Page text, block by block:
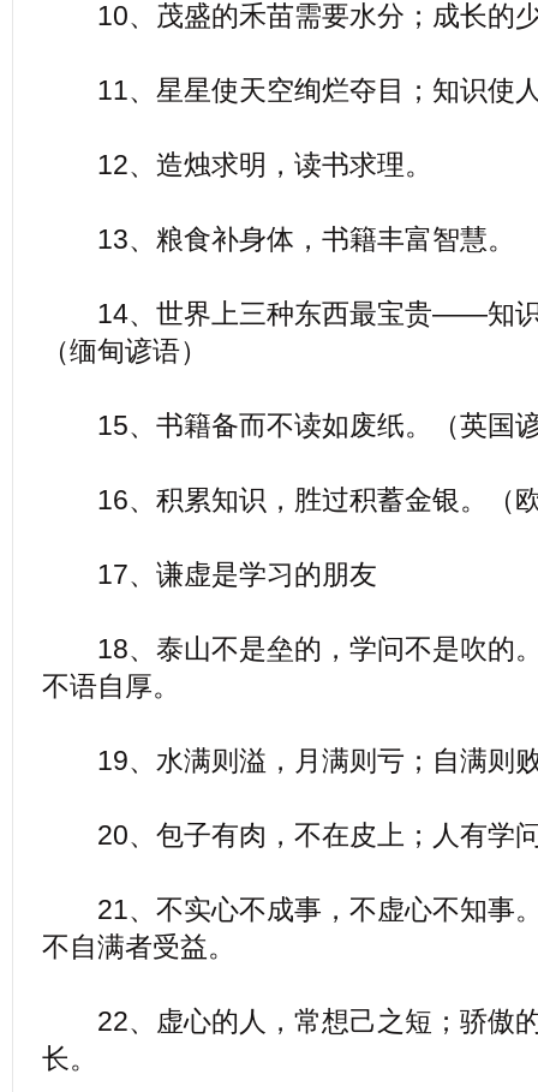
10、茂盛的禾苗需要水分；成长的
11、星星使天空绚烂夺目；知识使
12、造烛求明，读书求理。
13、粮食补身体，书籍丰富智慧。
14、世界上三种东西最宝贵——知识
（缅甸谚语）
15、书籍备而不读如废纸。（英国
16、积累知识，胜过积蓄金银。（
17、谦虚是学习的朋友
18、泰山不是垒的，学问不是吹的
不语自厚。
19、水满则溢，月满则亏；自满则
20、包子有肉，不在皮上；人有学
21、不实心不成事，不虚心不知事
不自满者受益。
22、虚心的人，常想己之短；骄傲
长。